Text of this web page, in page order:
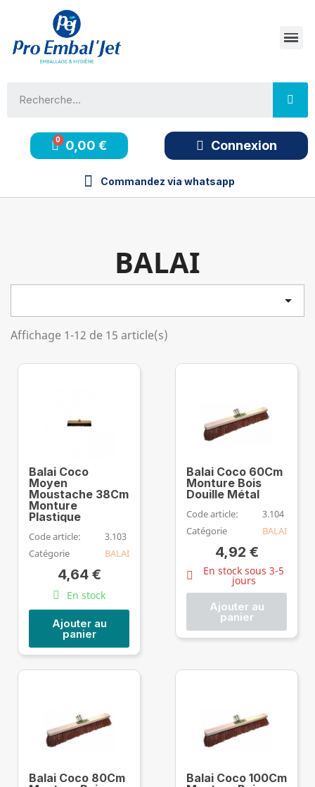
0,00 € Connexion
Commandez via whatsapp
BALAI

Affichage 1-12 de 15 article(s)
Balai Coco
Moyen
Moustache 38Cm
Monture
Plastique
Code article:
3.103
Catégorie
BALAI
4,64 €
En stock
Ajouter au
panier
Balai Coco 60Cm
Monture Bois
Douille Métal
Code article:
3.104
Catégorie
BALAI
4,92 €
En stock sous 3-5
jours
Ajouter au
panier
Balai Coco 80Cm
Balai Coco 100Cm